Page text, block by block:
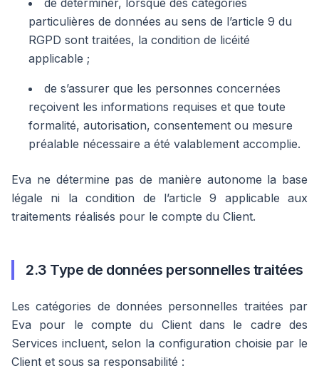
de déterminer, lorsque des catégories
particulières de données au sens de l’article 9 du
RGPD sont traitées, la condition de licéité
applicable ;
de s’assurer que les personnes concernées
reçoivent les informations requises et que toute
formalité, autorisation, consentement ou mesure
préalable nécessaire a été valablement accomplie.
Eva ne détermine pas de manière autonome la base
légale ni la condition de l’article 9 applicable aux
traitements réalisés pour le compte du Client.
2.3 Type de données personnelles traitées
Les catégories de données personnelles traitées par
Eva pour le compte du Client dans le cadre des
Services incluent, selon la configuration choisie par le
Client et sous sa responsabilité :